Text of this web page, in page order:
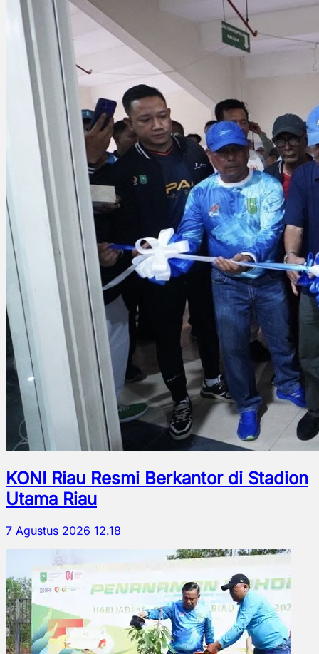
KONI Riau Resmi Berkantor di Stadion
Utama Riau
7 Agustus 2026 12.18